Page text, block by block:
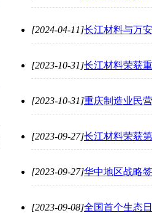
[2024-04-11]长江材料与万
[2023-10-31]长江材料荣获
[2023-10-31]重庆制造业民
[2023-09-27]长江材料荣获
[2023-09-27]华中地区战略
[2023-09-08]全国首个生态